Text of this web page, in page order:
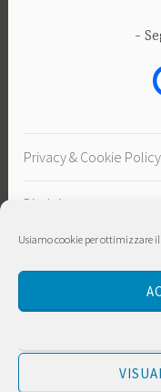
Usiamo cookie per ottimizzare
Privacy & Cookie Policy
Disclaimer